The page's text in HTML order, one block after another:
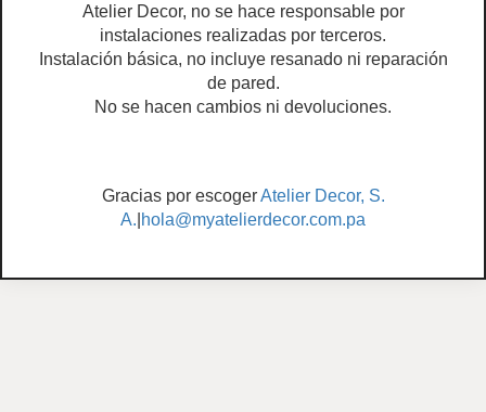
Atelier Decor, no se hace responsable por
instalaciones realizadas por terceros.
Instalación básica, no incluye resanado ni reparación
de pared.
No se hacen cambios ni devoluciones.
Gracias por escogerAtelier Decor, S.
A. hola@myatelierdecor.com.pa